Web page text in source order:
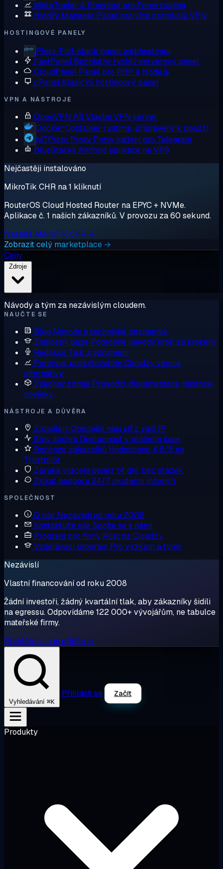
MetaTrader 4 Standard pro Forex trading
Hiddify Manager Panel pro více protokolů VPN
HOSTINGOVÉ PANELY
Plesk Full-stack panel webhostingu
FastPanel Bezplatný rychlý serverový panel
CloudPanel Panel pro PHP a Node.js
cPanel Klasický hostingový panel
VPN A NÁSTROJE
OpenVPN AS Vlastní VPN server
Docker Container runtime, připravený k použití
MTProto Proxy Proxy nativní pro Telegram
BlueStacks Android aplikace na VPS
Nejčastěji instalováno
MikroTik CHR na 1 kliknutí
RouterOS Cloud Hosted Router na EPYC + NVMe.
Aplikace č. 1 našich zákazníků. V provozu za 60 sekund.
Nasadit MikroTik CHR →
Zobrazit celý marketplace →
Ceny
Návody a tým za nezávislým cloudem.
NAUČTE SE
Blog Návody a technické poznámky
Znalostní báze Podrobné návody krok za krokem
Redakce Tisk a oznámení
Porovnat poskytovateleCloudzy versus
alternativy
Všechny zdroje Průvodci, dokumentace, nástroje,
novinky
NÁSTROJE A DŮVĚRA
ZrcadleníOtestujte naši síť z vaší IP
Stav služeb Dostupnost v reálném čase
Recenze zákazníků Hodnoceno 4,6/5 na
Trustpilot
Záruka vrácení peněz 14 dní, bez otázek
Získat podporu 24/7, skuteční inženýři
SPOLEČNOST
O nás Nezávislí od roku 2008
Kontaktujte nás Spojte se s námi
Program pro firmy Růst na Cloudzy
Vzdělávací program Pro výzkum a týmy
Nezávislí
Vlastní financování od roku 2008
Žádní investoři, žádný kvartální tlak, aby zákazníky šidili
na egressu. Odpovídáme 122 000+ vývojářům, ne tabulce
mateřské firmy.
Přečtěte si náš příběh →
Vyhledávání ⌘K
Přihlásit se Začít
Produkty